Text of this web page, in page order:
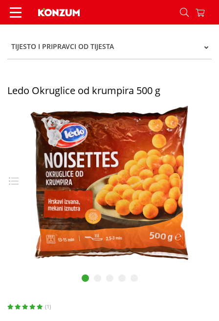
Ledo Okruglice od krumpira 500 g - Konzum
TIJESTO I PRIPRAVCI OD TIJESTA
Ledo Okruglice od krumpira 500 g
(1)